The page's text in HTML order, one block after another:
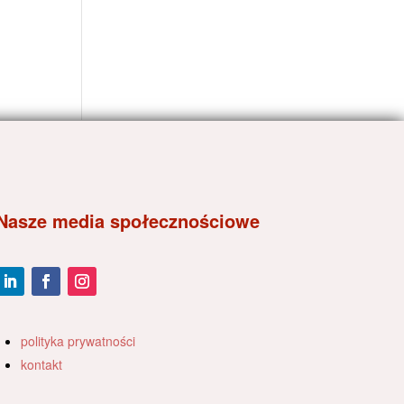
media społecznościowe
polityka prywatności
kontakt